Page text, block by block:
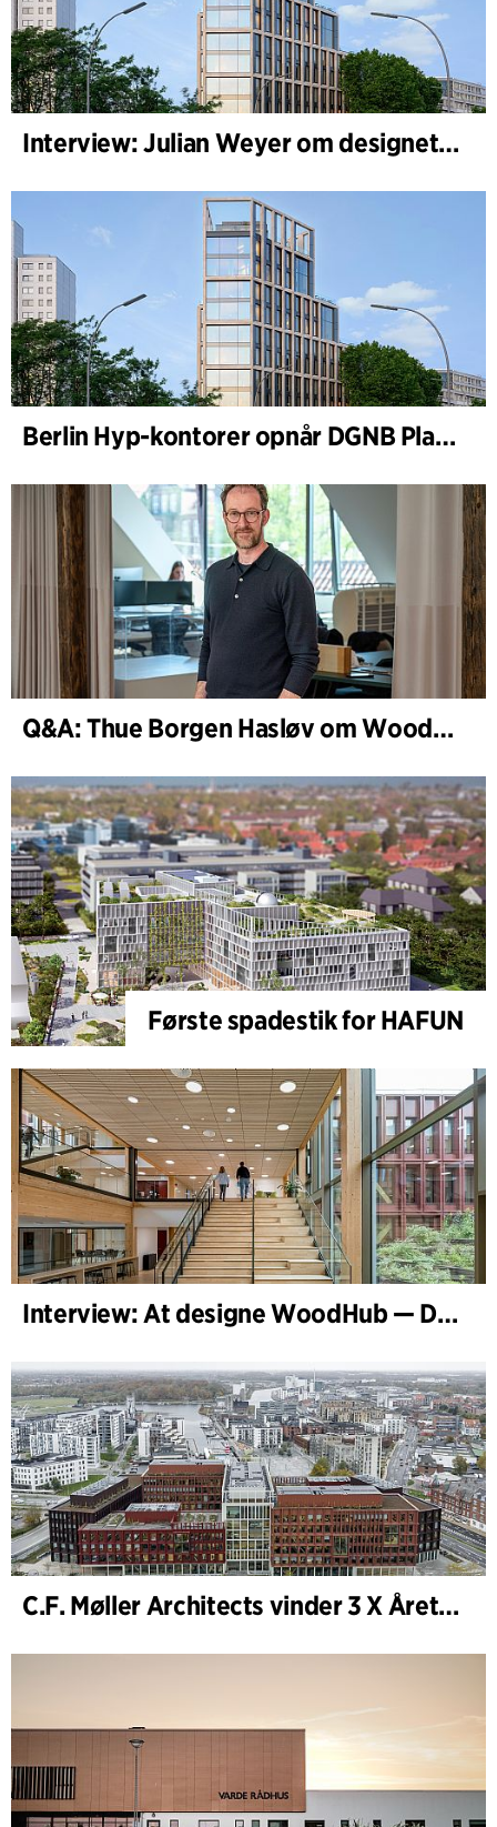
Interview: Julian Weyer om designet af B-One
Berlin Hyp-kontorer opnår DGNB Platin og Diamant for klimavenlig arkitektur i høj kvalitet
Q&A: Thue Borgen Hasløv om WoodHub
Første spadestik for HAFUN
Interview: At designe WoodHub — Danmarks største træbyggeri
C.F. Møller Architects vinder 3 X Årets Byggeri 2025